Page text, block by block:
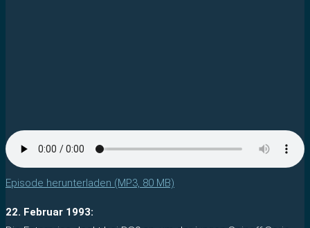
Episode herunterladen (MP3, 80 MB)
22. Februar 1993: